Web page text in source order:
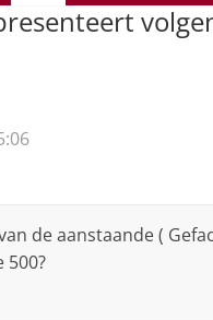
de aanstaande (
500?